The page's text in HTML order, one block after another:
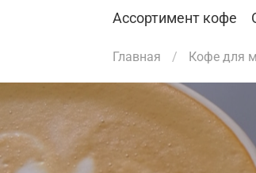
Ассортимент кофе
Главная Кофе для